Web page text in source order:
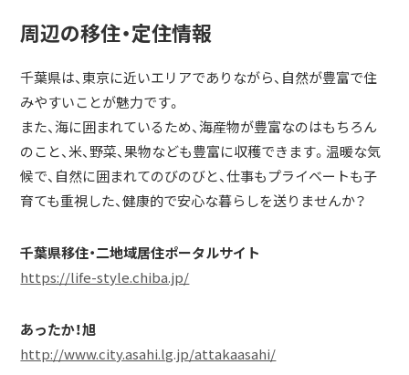
周辺の移住・定住情報
千葉県は、東京に近いエリアでありながら、自然が豊富で住
みやすいことが魅力です。
また、海に囲まれているため、海産物が豊富なのはもちろん
のこと、米、野菜、果物なども豊富に収穫できます。温暖な気
候で、自然に囲まれてのびのびと、仕事もプライベートも子
育ても重視した、健康的で安心な暮らしを送りませんか？
千葉県移住・二地域居住ポータルサイト
https://life-style.chiba.jp/
あったか！旭
http://www.city.asahi.lg.jp/attakaasahi/